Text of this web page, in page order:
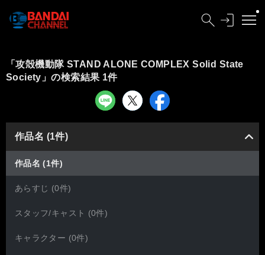
「攻殻機動隊 STAND ALONE COMPLEX Solid State
Society」の検索結果 1件
作品名 (1件)
作品名 (1件)
あらすじ (0件)
スタッフ/キャスト (0件)
キャラクター (0件)